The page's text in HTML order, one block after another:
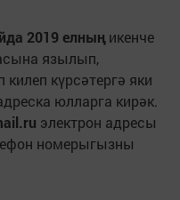
2019 елныңикенче
язылып,
күрсәтергә яки
юлларга кирәк.
электрон адресы
номерыгызны